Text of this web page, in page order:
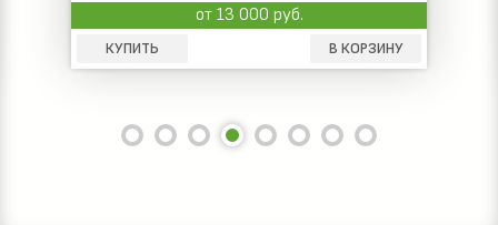
от 13 000 руб.
КУПИТЬ В КОРЗИНУ